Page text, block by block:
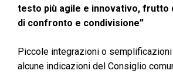
testo più agile e innovativo, frutto
di confronto e condivisione”
Piccole integrazioni o
alcune indicazioni del Consiglio